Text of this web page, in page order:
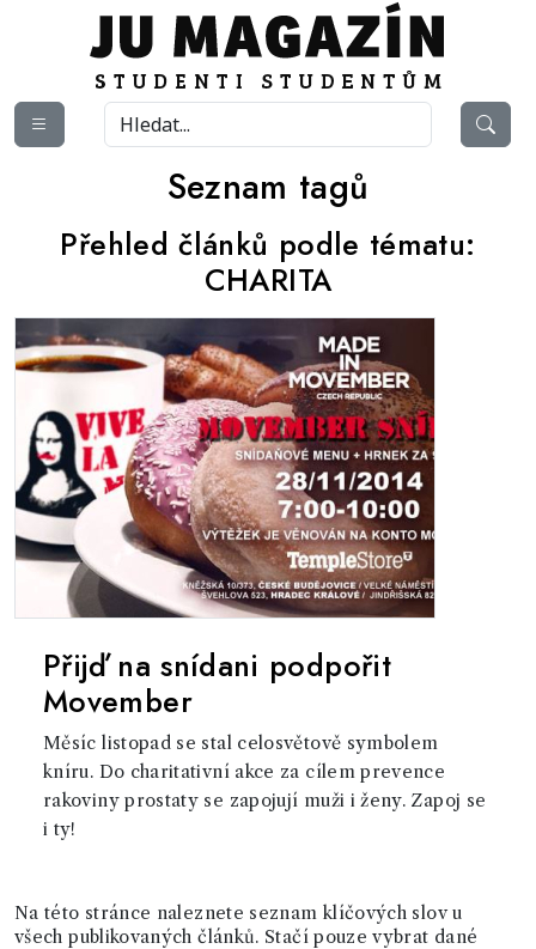
Seznam tagů
Přehled článků podle tématu:
CHARITA
Přijď na snídani podpořit
Movember
Měsíc listopad se stal celosvětově symbolem
kníru. Do charitativní akce za cílem prevence
rakoviny prostaty se zapojují muži i ženy. Zapoj se
i ty!
Na této stránce naleznete seznam klíčových slov u
všech publikovaných článků. Stačí pouze vybrat dané